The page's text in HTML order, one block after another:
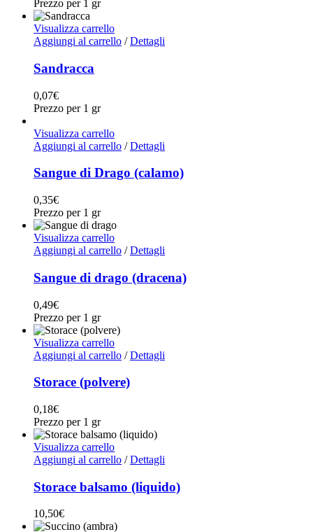
Prezzo per 1 gr
Visualizza carrello
Aggiungi al carrello / Dettagli
Sandracca
0,07€
Prezzo per 1 gr
Visualizza carrello
Aggiungi al carrello / Dettagli
Sangue di Drago (calamo)
0,35€
Prezzo per 1 gr
Visualizza carrello
Aggiungi al carrello / Dettagli
Sangue di drago (dracena)
0,49€
Prezzo per 1 gr
Visualizza carrello
Aggiungi al carrello / Dettagli
Storace (polvere)
0,18€
Prezzo per 1 gr
Visualizza carrello
Aggiungi al carrello / Dettagli
Storace balsamo (liquido)
10,50€